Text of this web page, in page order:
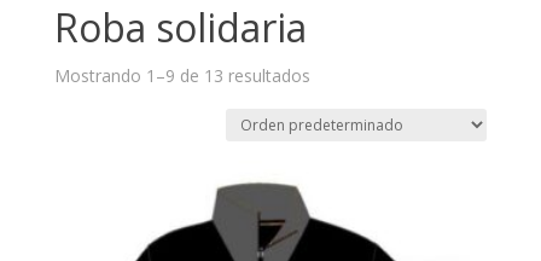
Roba solidaria
Mostrando 1–9 de 13 resultados